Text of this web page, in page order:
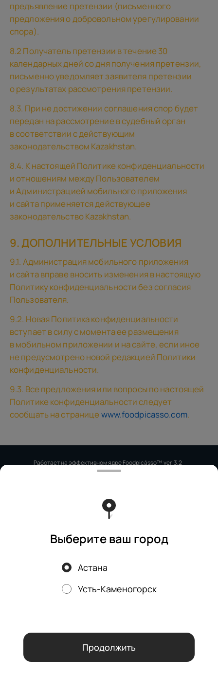
аналитических сервисов согласно нашейполитике
конфиденциальности
ОК
предъявление претензии (письменного
предложения о добровольном урегулировании
спора).
8.2 Получатель претензии в течение 30
календарных дней со дня получения претензии,
письменно уведомляет заявителя претензии
о результатах рассмотрения претензии.
8.3. При не достижении соглашения спор будет
передан на рассмотрение в судебный орган
в соответствии с действующим
законодательством Kazakhstan.
8.4. К настоящей Политике конфиденциальности
и отношениям между Пользователем
и Администрацией мобильного приложения
и сайта применяется действующее
законодательство Kazakhstan.
9. ДОПОЛНИТЕЛЬНЫЕ УСЛОВИЯ
9.1. Администрация мобильного приложения
и сайта вправе вносить изменения в настоящую
Политику конфиденциальности без согласия
Пользователя.
9.2. Новая Политика конфиденциальности
вступает в силу с момента ее размещения
в мобильном приложении и на сайте, если иное
не предусмотрено новой редакцией Политики
конфиденциальности.
9.3. Все предложения или вопросы по настоящей
Политике конфиденциальности следует
сообщать на странице www.foodpicasso.com.
Работает на эффективном ядреFoodpicássover. 3.2
Политика конфиденциальности
Публичная оферта
Акции, скидки, кэшбэк − в нашем приложении!
Выберите ваш город
Астана
Усть-Каменогорск